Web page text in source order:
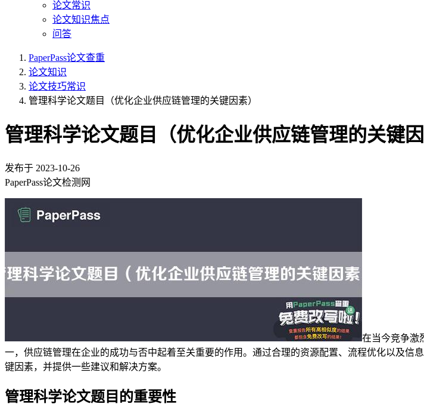
论文常识
论文知识焦点
问答
PaperPass论文查重
论文知识
论文技巧常识
管理科学论文题目（优化企业供应链管理的关键因素）
管理科学论文题目（优化企业供应链管理的关键因
发布于 2023-10-26
PaperPass论文检测网
在当今竞争激
一，供应链管理在企业的成功与否中起着至关重要的作用。通过合理的资源配置、流程优化以及
键因素，并提供一些建议和解决方案。
管理科学论文题目的重要性